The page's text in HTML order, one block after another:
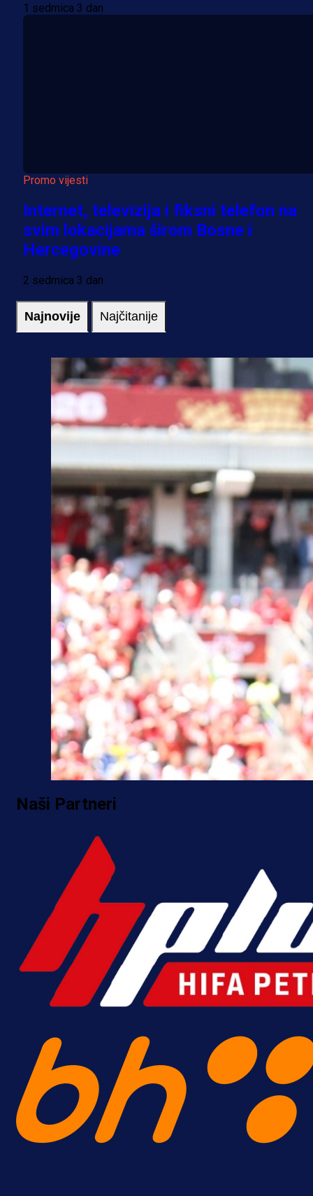
1 sedmica 3 dan
Promo vijesti
Internet, televizija i fiksni telefon na
svim lokacijama širom Bosne i
Hercegovine
2 sedmica 3 dan
Najnovije Najčitanije
Naši Partneri